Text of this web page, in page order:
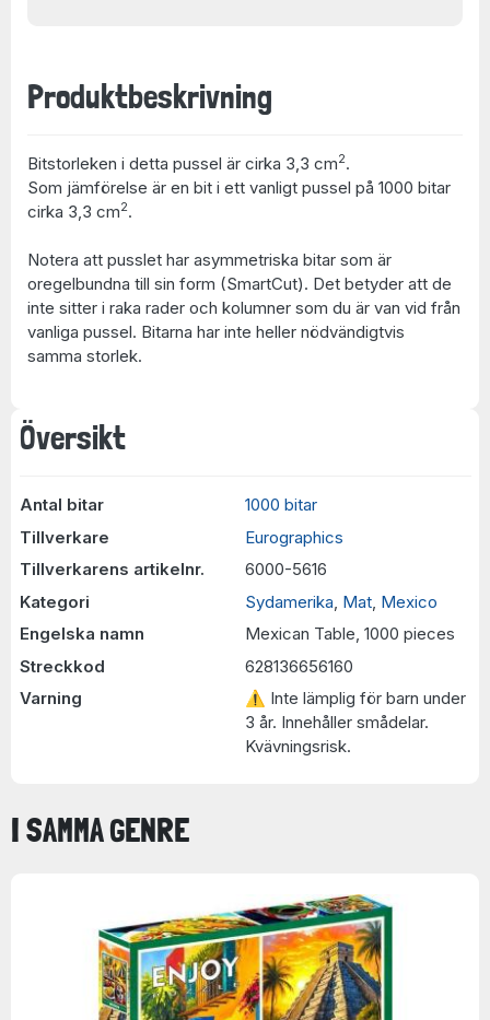
Översikt
Antal bitar
1000 bitar
Tillverkare
Eurographics
Tillverkarens artikelnr.
6000-5616
Kategori
Sydamerika Mat Mexico
Engelska namn
Mexican Table, 1000 pieces
Streckkod
628136656160
Varning
⚠ Inte lämplig för barn under
3 år. Innehåller smådelar.
Kvävningsrisk.
Produktbeskrivning
Bitstorleken i detta pussel är cirka 3,3 cm2.
Som jämförelse är en bit i ett vanligt pussel på 1000 bitar
cirka 3,3 cm2.
Notera att pusslet har asymmetriska bitar som är
oregelbundna till sin form (SmartCut). Det betyder att de
inte sitter i raka rader och kolumner som du är van vid från
vanliga pussel. Bitarna har inte heller nödvändigtvis
samma storlek.
I SAMMA GENRE